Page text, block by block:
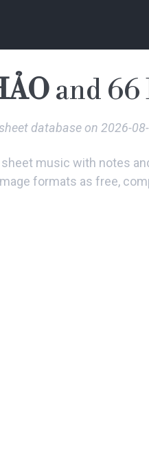
and 66
database on 2026-
music with notes
image formats as free,